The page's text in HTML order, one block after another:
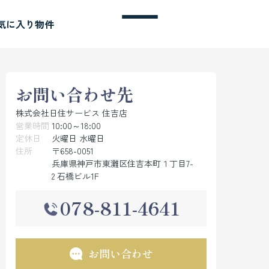
に入り物件
お問い合わせ先
株式会社日住サービス 住吉店
営業時間 10:00～18:00
定休日
火曜日 水曜日
住所
〒658-0051
兵庫県神戸市東灘区住吉本町１丁目7-
2 石橋ビル1F
078-811-4641
お問い合わせ